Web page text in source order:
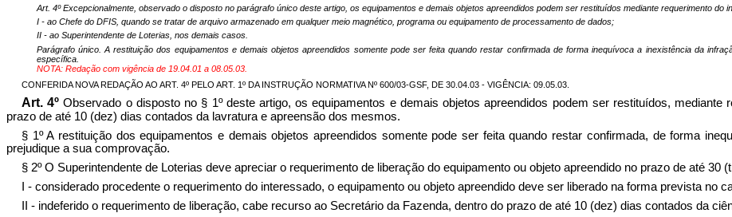
Art. 4º Excepcionalmente, observado o disposto no parágrafo único deste artigo, os equipamentos e demais objetos apreendidos podem ser restituídos mediante requerimento do
I - ao Chefe do DFIS, quando se tratar de arquivo armazenado em qualquer meio magnético, programa ou equipamento de processamento de dados;
II - ao Superintendente de Loterias, nos demais casos.
Parágrafo único. A restituição dos equipamentos e demais objetos apreendidos somente pode ser feita quando restar confirmada de forma inequívoca a inexistência da
específica.
NOTA: Redação com vigência de 19.04.01 a 08.05.03.
CONFERIDA NOVA REDAÇÃO AO ART. 4º PELO ART. 1º DA INSTRUÇÃO NORMATIVA Nº 600/03-GSF, DE 30.04.03 - VIGÊNCIA: 09.05.03.
Art. 4º Observado o disposto no § 1º deste artigo, os equipamentos e demais objetos apreendidos podem ser restituídos, mediante
prazo de até 10 (dez) dias contados da lavratura e apreensão dos mesmos.
§ 1º A restituição dos equipamentos e demais objetos apreendidos somente pode ser feita quando restar confirmada, de forma
prejudique a sua comprovação.
§ 2º O Superintendente de Loterias deve apreciar o requerimento de liberação do equipamento ou objeto apreendido no prazo de até 30
I - considerado procedente o requerimento do interessado, o equipamento ou objeto apreendido deve ser liberado na forma prevista no
II - indeferido o requerimento de liberação, cabe recurso ao Secretário da Fazenda, dentro do prazo de até 10 (dez) dias contados da